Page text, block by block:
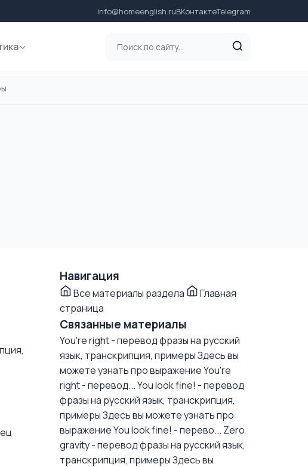
info@homeenglish.ruВКонтактеTelegram
Навигация
Все материалы раздела
Главная
страница
Связанные материалы
You're right - перевод фразы на русский
язык, транскрипция, примерыЗдесь вы
можете узнать про выражение You're
right - перевод...You look fine! - перевод
фразы на русский язык, транскрипция,
примерыЗдесь вы можете узнать про
выражение You look fine! - перево... Zero
gravity - перевод фразы на русский язык,
транскрипция, примерыЗдесь вы